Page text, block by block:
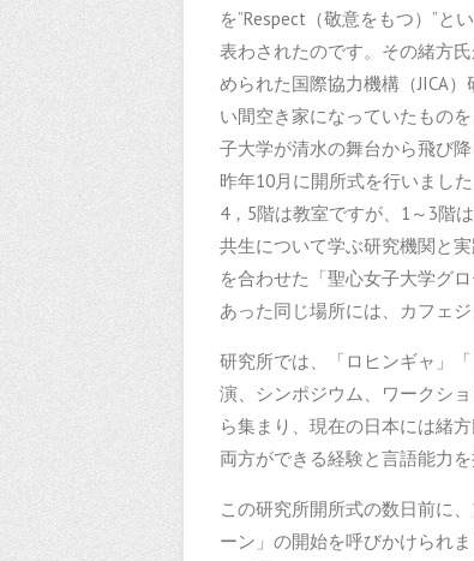
を”Respect（敬意をもつ）”と
表わされたのです。その緒方
められた国際協力機構（JICA
い間空き家になっていたもの
子大学が清水の舞台から飛び降
昨年10月に開所式を行いまし
4，5階は教室ですが、1～3階
共生について学ぶ研究機関と
を合わせた「聖心女子大学グ
あった同じ場所には、カフェ
研究所では、「ロヒンギャ」
演、シンポジウム、ワークシ
ら集まり、現在の日本には緒
両方ができる経験と言語能力
この研究所開所式の数日前に
ーン」の開始を呼びかけられ